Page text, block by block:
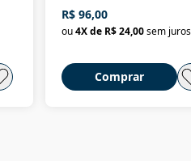
R$ 96,00
ou4X de R$ 24,00sem juros
Comprar